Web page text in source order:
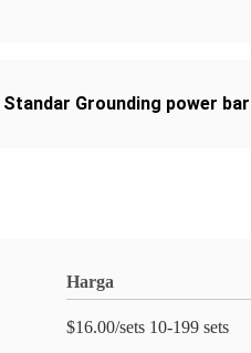
Standar Grounding power
Harga
$16.00/sets 10-199 sets